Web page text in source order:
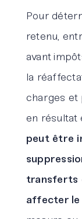
Pour
retenu,
avant
la
charges et
en résultat
peut être
transferts
affecter le